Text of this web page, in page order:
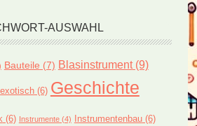
AUSWAHL
Bauteile (7) Blasinstrument(9)
exotisch(6) Geschichte
(6) Instrumente(4) Instrumentenbau(6)